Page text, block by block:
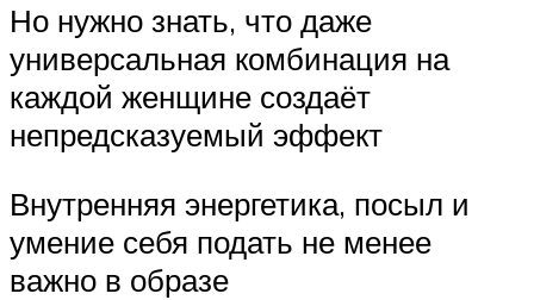
Но нужно знать, что даже
универсальная комбинация на
каждой женщине создаёт
непредсказуемый эффект
Внутренняя энергетика, посыл и
умение себя подать не менее
важно в образе